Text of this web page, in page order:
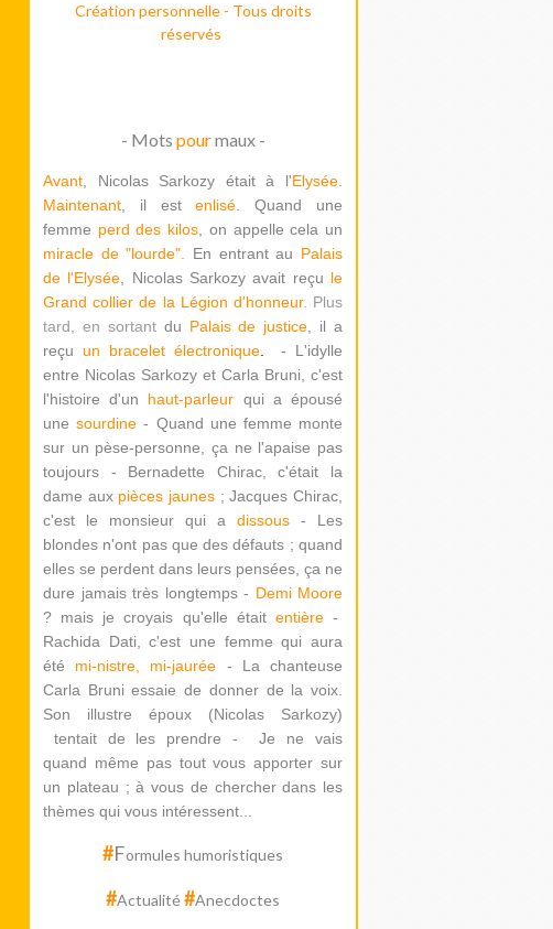
Création personnelle - Tous droits
réservés
- Mots pourmaux -
Avant , Nicolas Sarkozy était à l'Elysée
Maintenant , il estenlisé . Quand une
femme perd des kilos , on appelle cela un
miracle de "lourde". En entrant au Palais
de l'Elysée , Nicolas Sarkozy avait reçu le
Grand collier de la Légion d'honneur. Plus
tard, en sortantdu Palais de justice , il a
reçu un bracelet électronique.
- L'idylle
entre Nicolas Sarkozy et Carla Bruni, c'est
l'histoire d'un haut-parleur qui a épousé
unesourdine - Quand une femme monte
sur un pèse-personne, ça ne l'apaise pas
toujours - Bernadette Chirac, c'était la
dame aux pièces jaunes ; Jacques Chirac,
c'est le monsieur qui a dissous - Les
blondes n'ont pas que des défauts ; quand
elles se perdent dans leurs pensées, ça ne
dure jamais très longtemps - Demi Moore
? mais je croyais qu'elle étaitentière-
Rachida Dati , c'est une femme qui aura
été mi-nistre, mi-jaurée -
La chanteuse
Carla Bruni essaie de donner de la voix.
Son illustre époux (Nicolas Sarkozy)
tentait de les prendre - Je ne vais
quand même pas tout vous apporter sur
un plateau ; à vous de chercher dans les
thèmes qui vous intéressent...
#Formules humoristiques
#Actualité#Anecdoctes